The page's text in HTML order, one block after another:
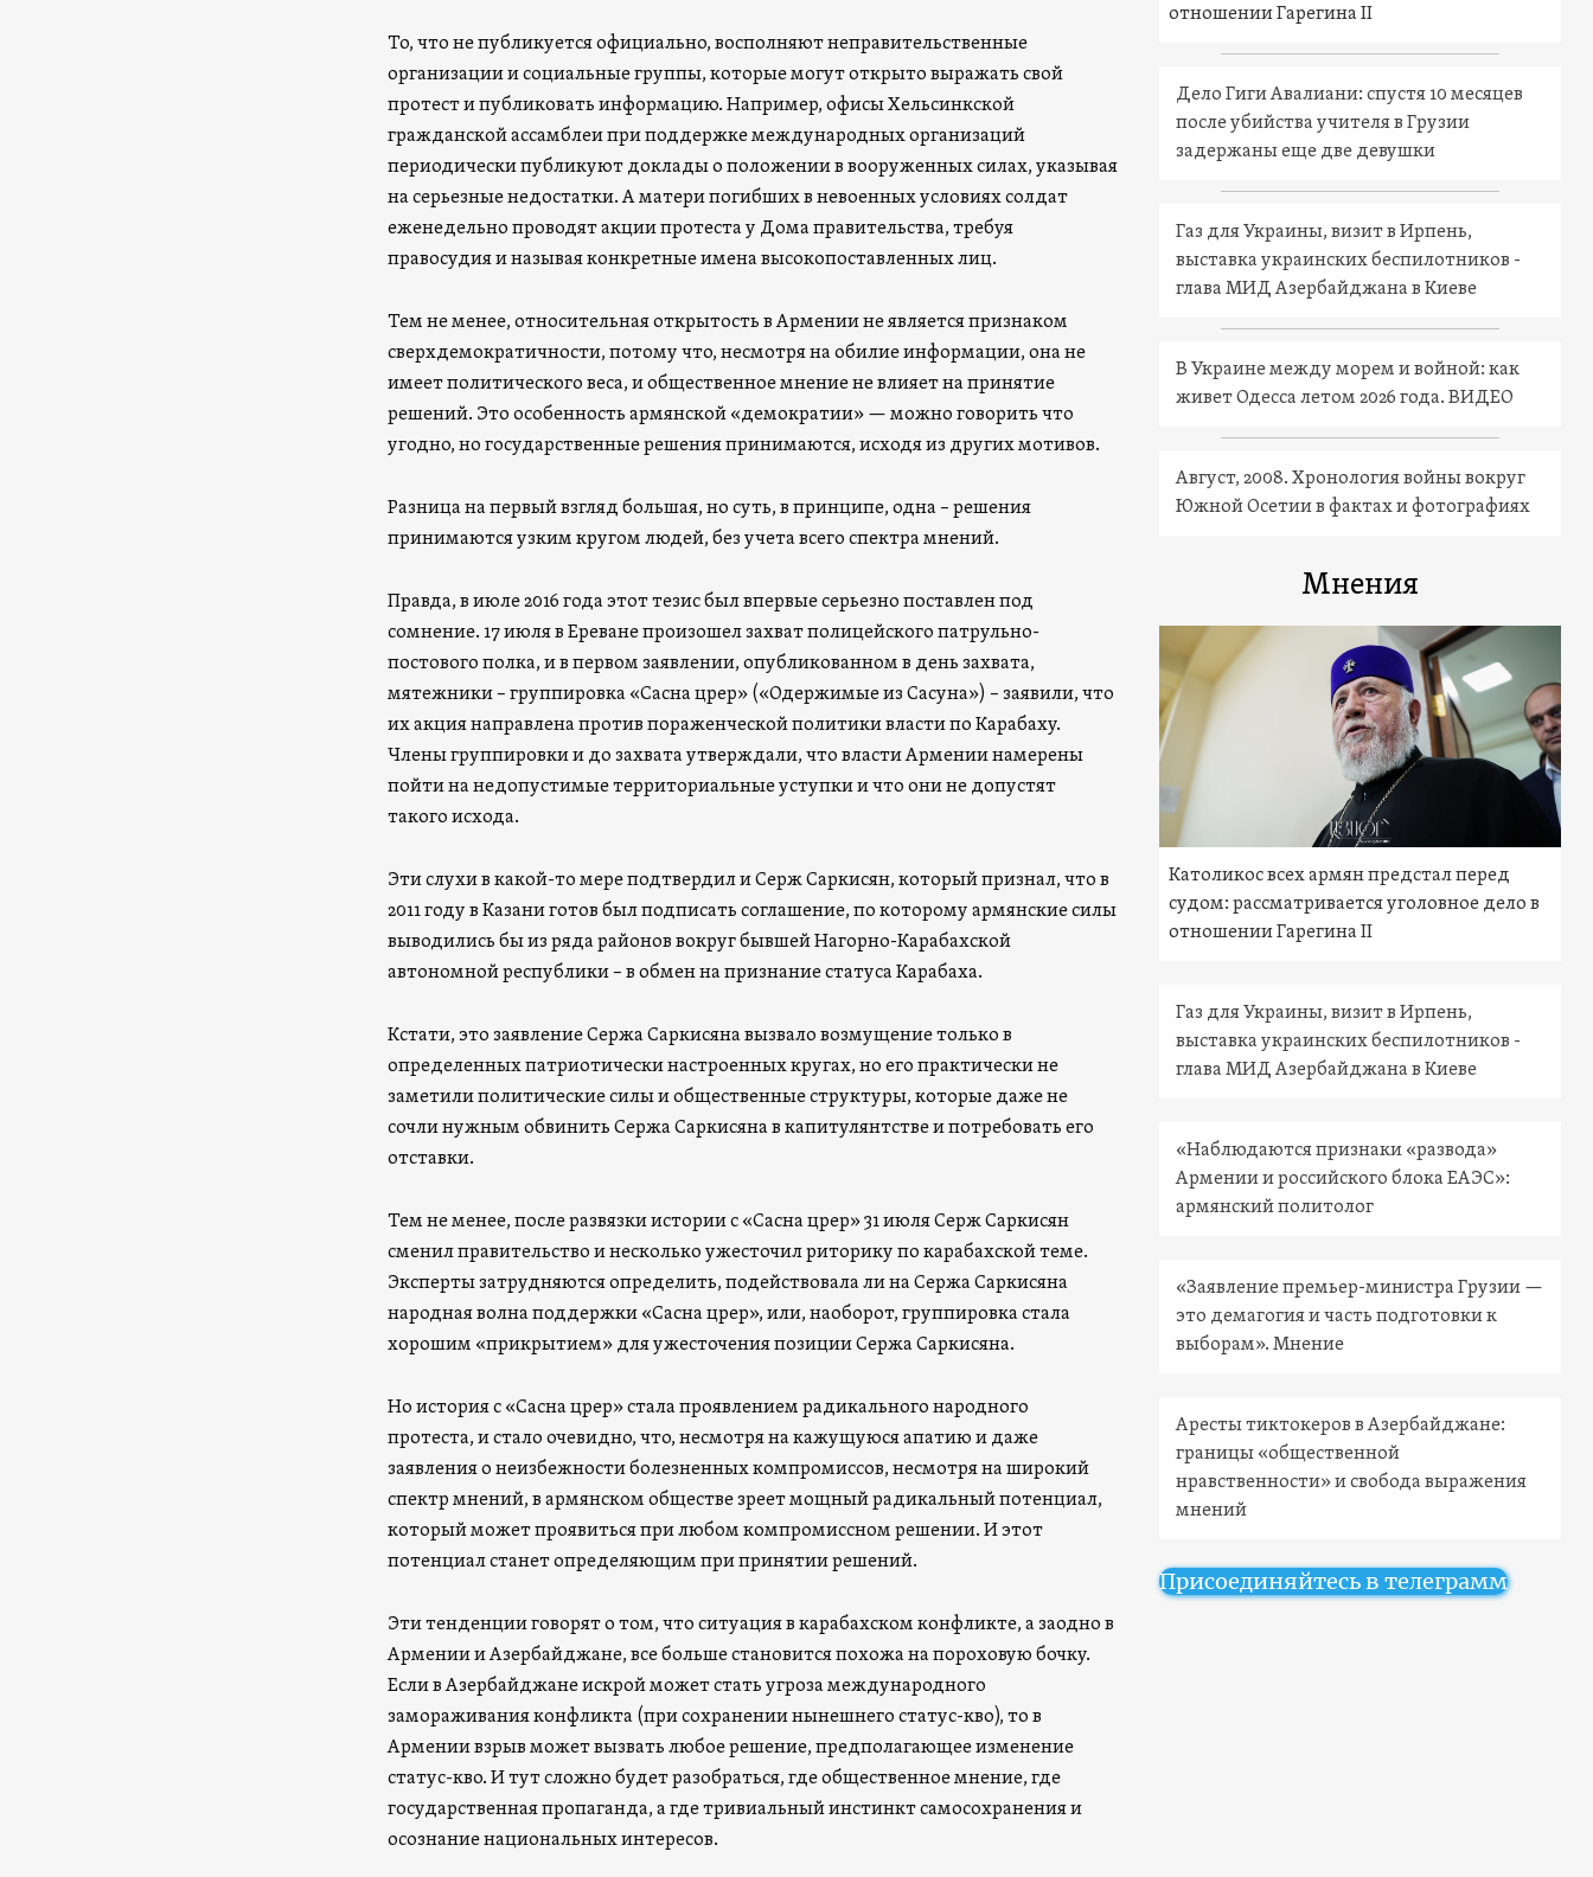
То, что не публикуется официально, восполняют неправительственные
организации и социальные группы, которые могут открыто выражать свой
протест и публиковать информацию. Например, офисы Хельсинкской
гражданской ассамблеи при поддержке международных организаций
периодически публикуют доклады о положении в вооруженных силах, указывая
на серьезные недостатки. А матери погибших в невоенных условиях солдат
еженедельно проводят акции протеста у Дома правительства, требуя
правосудия и называя конкретные имена высокопоставленных лиц.
Тем не менее, относительная открытость в Армении не является признаком
сверхдемократичности, потому что, несмотря на обилие информации, она не
имеет политического веса, и общественное мнение не влияет на принятие
решений. Это особенность армянской «демократии» — можно говорить что
угодно, но государственные решения принимаются, исходя из других мотивов.
Разница на первый взгляд большая, но суть, в принципе, одна – решения
принимаются узким кругом людей, без учета всего спектра мнений.
Правда, в июле 2016 года этот тезис был впервые серьезно поставлен под
сомнение. 17 июля в Ереване произошел захват полицейского патрульно-
постового полка, и в первом заявлении, опубликованном в день захвата,
мятежники – группировка «Сасна црер» («Одержимые из Сасуна») – заявили, что
их акция направлена против пораженческой политики власти по Карабаху.
Члены группировки и до захвата утверждали, что власти Армении намерены
пойти на недопустимые территориальные уступки и что они не допустят
такого исхода.
Эти слухи в какой-то мере подтвердил и Серж Саркисян, который признал, что в
2011 году в Казани готов был подписать соглашение, по которому армянские силы
выводились бы из ряда районов вокруг бывшей Нагорно-Карабахской
автономной республики – в обмен на признание статуса Карабаха.
Кстати, это заявление Сержа Саркисяна вызвало возмущение только в
определенных патриотически настроенных кругах, но его практически не
заметили политические силы и общественные структуры, которые даже не
сочли нужным обвинить Сержа Саркисяна в капитулянтстве и потребовать его
отставки.
Тем не менее, после развязки истории с «Сасна црер» 31 июля Серж Саркисян
сменил правительство и несколько ужесточил риторику по карабахской теме.
Эксперты затрудняются определить, подействовала ли на Сержа Саркисяна
народная волна поддержки «Сасна црер», или, наоборот, группировка стала
хорошим «прикрытием» для ужесточения позиции Сержа Саркисяна.
Но история с «Сасна црер» стала проявлением радикального народного
протеста, и стало очевидно, что, несмотря на кажущуюся апатию и даже
заявления о неизбежности болезненных компромиссов, несмотря на широкий
спектр мнений, в армянском обществе зреет мощный радикальный потенциал,
который может проявиться при любом компромиссном решении. И этот
потенциал станет определяющим при принятии решений.
Эти тенденции говорят о том, что ситуация в карабахском конфликте, а заодно в
Армении и Азербайджане, все больше становится похожа на пороховую бочку.
Если в Азербайджане искрой может стать угроза международного
замораживания конфликта (при сохранении нынешнего статус-кво), то в
Армении взрыв может вызвать любое решение, предполагающее изменение
статус-кво. И тут сложно будет разобраться, где общественное мнение, где
государственная пропаганда, а где тривиальный инстинкт самосохранения и
осознание национальных интересов.
отношении Гарегина II
Дело Гиги Авалиани: спустя 10 месяцев
после убийства учителя в Грузии
задержаны еще две девушки
Газ для Украины, визит в Ирпень,
выставка украинских беспилотников -
глава МИД Азербайджана в Киеве
В Украине между морем и войной: как
живет Одесса летом 2026 года. ВИДЕО
Август, 2008. Хронология войны вокруг
Южной Осетии в фактах и фотографиях
Мнения
Католикос всех армян предстал перед
судом: рассматривается уголовное дело в
отношении Гарегина II
Газ для Украины, визит в Ирпень,
выставка украинских беспилотников -
глава МИД Азербайджана в Киеве
«Наблюдаются признаки «развода»
Армении и российского блока ЕАЭС»:
армянский политолог
«Заявление премьер-министра Грузии —
это демагогия и часть подготовки к
выборам». Мнение
Аресты тиктокеров в Азербайджане:
границы «общественной
нравственности» и свобода выражения
мнений
Присоединяйтесь в телеграмм